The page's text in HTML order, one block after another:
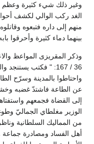
وغير ذلك شيء كثيرة وعظم
الغد ركب الوالي لكشف
منهم إلى داره فتبعوه
بينهما دماء كثيرة وأحرقوا
وذكر المقريزى المواعظ
36 / 167: " فكتب
واحتاطوا بالمدينة وسرّح
عن الطاعة فاشتدّ غضبه
إلى القضاة فجمعهم
الوزير مغلطاي الجماليّ
من المماليك السلطانية
أهل الفساد ومصادرة جماعة